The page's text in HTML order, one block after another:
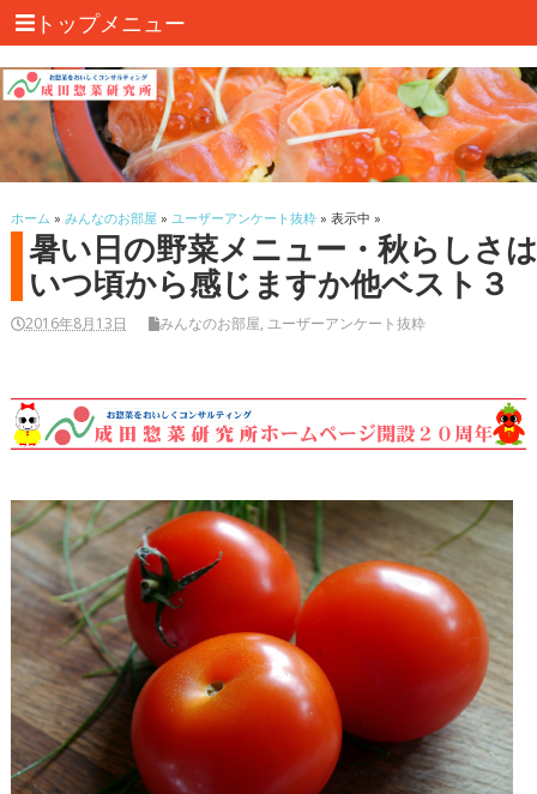
トップメニュー
ホーム » みんなのお部屋 » ユーザーアンケート抜粋» 表示中 »
暑い日の野菜メニュー・秋らしさ
いつ頃から感じますか他ベスト３
2016年8月13日 みんなのお部屋, ユーザーアンケート抜粋